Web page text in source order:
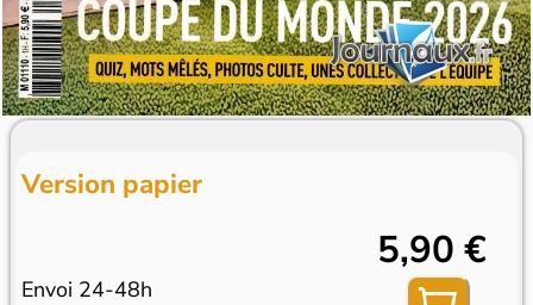
Version papier
Envoi 24-48h
5,90 €